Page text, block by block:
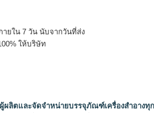
ยใน 7 วัน นับจากวันที่ส่ง
ให้บริษัท
ผลิตและจัดจำหน่ายบรรจุภัณฑ์เครื่องสำอางทุ